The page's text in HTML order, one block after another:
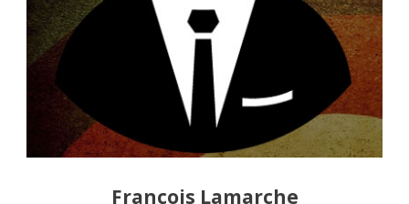
François Lamarche